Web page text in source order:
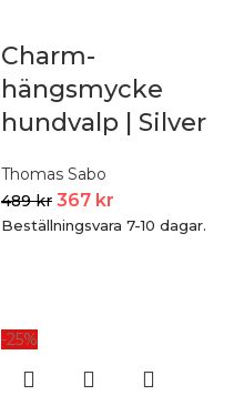
Charm-
hängsmycke
hundvalp | Silver
Thomas Sabo
489kr 367 kr
Beställningsvara 7-10 dagar.
-25%